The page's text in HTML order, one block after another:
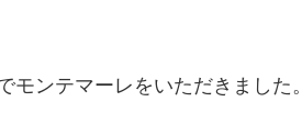
ンテマーレをいただきました。